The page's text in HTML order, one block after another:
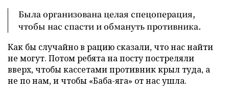
Была организована целая спецоперация,
чтобы нас спасти и обмануть противника.
Как бы случайно в рацию сказали, что нас найти
не могут. Потом ребята на посту постреляли
вверх, чтобы кассетами противник крыл туда, а
не по нам, и чтобы «Баба-яга» от нас ушла.